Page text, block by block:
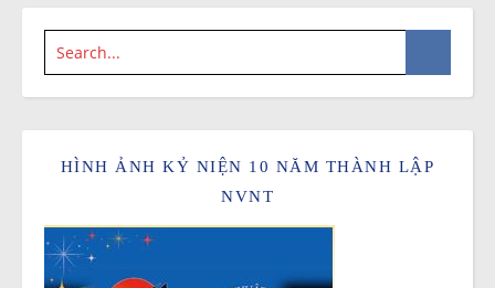
HÌNH ẢNH KỶ NIỆN 10 NĂM THÀNH LẬP
NVNT